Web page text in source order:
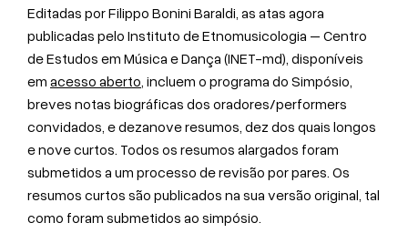
Editadas por Filippo Bonini Baraldi, as atas agora
publicadas pelo Instituto de Etnomusicologia – Centro
de Estudos em Música e Dança (INET-md), disponíveis
em acesso aberto, incluem o programa do Simpósio,
breves notas biográficas dos oradores/performers
convidados, e dezanove resumos, dez dos quais longos
e nove curtos. Todos os resumos alargados foram
submetidos a um processo de revisão por pares. Os
resumos curtos são publicados na sua versão original, tal
como foram submetidos ao simpósio.